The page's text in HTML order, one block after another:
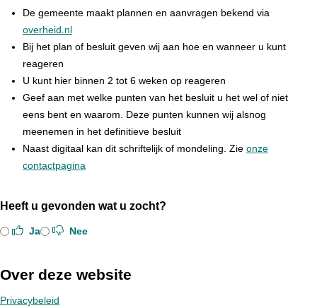
De gemeente maakt plannen en aanvragen bekend via
overheid.nl
Bij het plan of besluit geven wij aan hoe en wanneer u kunt
reageren
U kunt hier binnen 2 tot 6 weken op reageren
Geef aan met welke punten van het besluit u het wel of niet
eens bent en waarom. Deze punten kunnen wij alsnog
meenemen in het definitieve besluit
Naast digitaal kan dit schriftelijk of mondeling. Zie onze
contactpagina
Heeft u gevonden wat u zocht?
Ja Nee
Over deze website
Privacybeleid